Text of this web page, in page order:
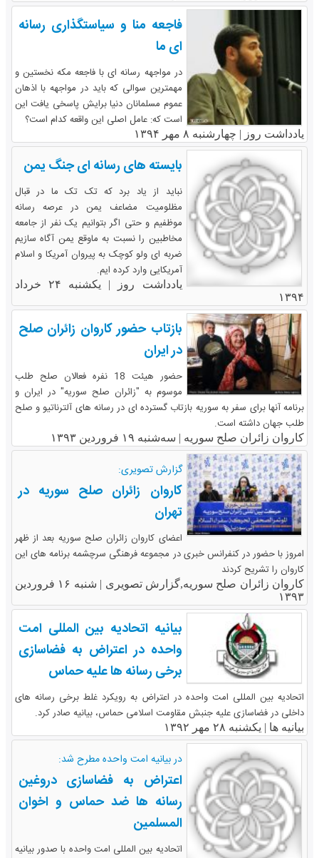
فاجعه منا و سیاستگذاری رسانه
ای ما
در مواجهه رسانه ای با فاجعه مکه نخستین و
مهمترین سوالی که باید در مواجهه با اذهان
عموم مسلمانان دنیا برایش پاسخی یافت این
است که: عامل اصلی این واقعه کدام است؟
یادداشت روز | چهارشنبه ۸ مهر ۱۳۹۴
بایسته های رسانه ای جنگ یمن
نباید از یاد برد که تک تک ما در قبال
مظلومیت مضاعف یمن در عرصه رسانه
موظفیم و حتی اگر بتوانیم یک نفر از جامعه
مخاطبین را نسبت به ماوقع یمن آگاه سازیم
ضربه ای ولو کوچک به پیروان آمریکا و اسلام
آمریکایی وارد کرده ایم.
یادداشت روز |
یکشنبه ۲۴ خرداد
۱۳۹۴
بازتاب حضور کاروان زائران صلح
در ایران
حضور هیئت 18 نفره فعالان صلح طلب
موسوم به "زائران صلح سوریه" در ایران و
برنامه آنها برای سفر به سوریه بازتاب گسترده ای در رسانه های آلترناتیو و صلح
طلب جهان داشته است.
کاروان زائران صلح سوریه | سه‌شنبه ۱۹ فروردین ۱۳۹۳
گزارش تصویری:
کاروان زائران صلح سوریه در
تهران
اعضای کاروان زائران صلح سوریه بعد از ظهر
امروز با حضور در کنفرانس خبری در مجموعه فرهنگی سرچشمه برنامه های این
کاروان را تشریح کردند
کاروان زائران صلح سوریه,گزارش تصویری |
شنبه ۱۶ فروردین
۱۳۹۳
بیانیه اتحادیه بین المللی امت
واحده در اعتراض به فضاسازی
برخی رسانه ها علیه حماس
اتحادیه بین المللی امت واحده در اعتراض به رویکرد غلط برخی رسانه های
داخلی در فضاسازی علیه جنبش مقاومت اسلامی حماس، بیانیه صادر کرد.
بیانیه ها | یکشنبه ۲۸ مهر ۱۳۹۲
در بیانیه امت واحده مطرح شد:
اعتراض به فضاسازی دروغین
رسانه ها ضد حماس و اخوان
المسلمین
اتحادیه بین المللی امت واحده با صدور بیانیه